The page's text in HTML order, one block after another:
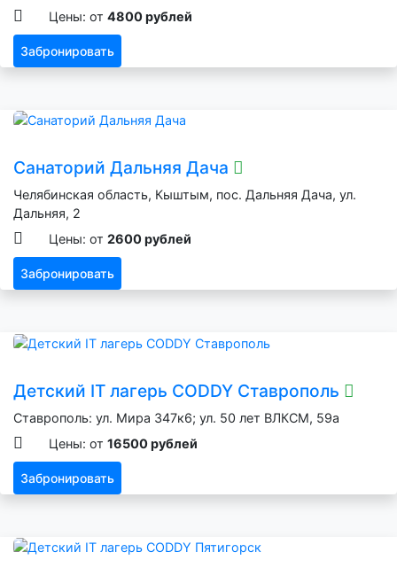
Цены: от 4800 рублей
Забронировать
Санаторий Дальняя Дача
Челябинская область, Кыштым, пос. Дальняя Дача, ул.
Дальняя, 2
Цены: от 2600 рублей
Забронировать
Детский IT лагерь CODDY Ставрополь
Ставрополь: ул. Мира 347к6; ул. 50 лет ВЛКСМ, 59а
Цены: от 16500 рублей
Забронировать